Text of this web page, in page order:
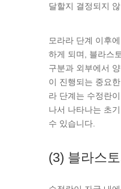
달할지 결정되지
모라라 단계 이후
하게 되며, 블라스
구분과 외부에서
이 진행되는 중요
라 단계는 수정란
나서 나타나는 초
수 있습니다.
(3) 블라스